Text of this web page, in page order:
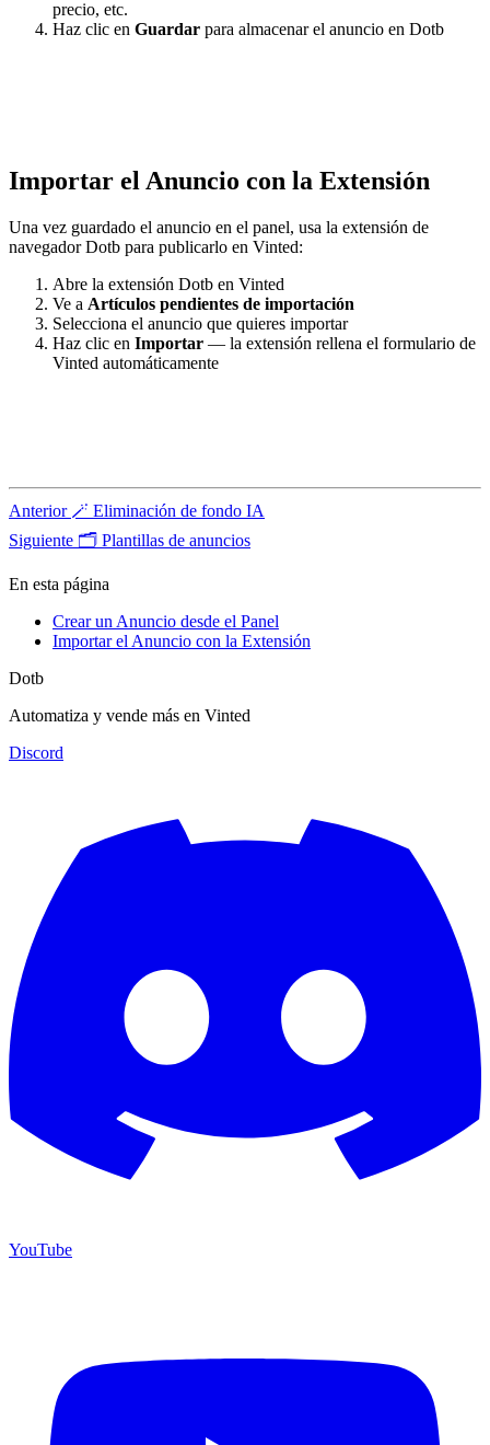
precio, etc.
Haz clic en Guardar para almacenar el anuncio en Dotb
Importar el Anuncio con la Extensión
Una vez guardado el anuncio en el panel, usa la extensión de
navegador Dotb para publicarlo en Vinted:
Abre la extensión Dotb en Vinted
Ve a Artículos pendientes de importación
Selecciona el anuncio que quieres importar
Haz clic en Importar — la extensión rellena el formulario de
Vinted automáticamente
Anterior 🪄 Eliminación de fondo IA
Siguiente 🗂️ Plantillas de anuncios
En esta página
Crear un Anuncio desde el Panel
Importar el Anuncio con la Extensión
Dotb
Automatiza y vende más en Vinted
Discord
YouTube